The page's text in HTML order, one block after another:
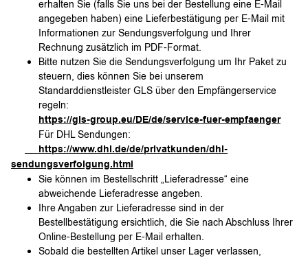
erhalten Sie (falls Sie uns bei der Bestellung eine E-Mail
angegeben haben) eine Lieferbestätigung per E-Mail mit
Informationen zur Sendungsverfolgung und Ihrer
Rechnung zusätzlich im PDF-Format.
Bitte nutzen Sie die Sendungsverfolgung um Ihr Paket zu
steuern, dies können Sie bei unserem
Standarddienstleister GLS über den Empfängerservice
regeln:
https://gls-group.eu/DE/de/service-fuer-empfaenger
Für DHL Sendungen:
https://www.dhl.de/de/privatkunden/dhl-
sendungsverfolgung.html
Sie können im Bestellschritt „Lieferadresse“ eine
abweichende Lieferadresse angeben.
Ihre Angaben zur Lieferadresse sind in der
Bestellbestätigung ersichtlich, die Sie nach Abschluss Ihrer
Online-Bestellung per E-Mail erhalten.
Sobald die bestellten Artikel unser Lager verlassen,